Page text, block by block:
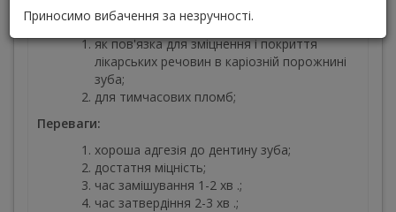
Показання для застосування:
як пов'язка для зміцнення і покриття
лікарських речовин в каріозній порожнині
зуба;
для тимчасових пломб;
Переваги:
хороша адгезія до дентину зуба;
достатня міцність;
час замішування 1-2 хв .;
час затвердіння 2-3 хв .;
Приносимо вибачення за незручності.